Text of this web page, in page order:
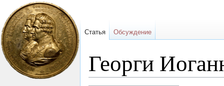
Георги
Статья Обсуждение